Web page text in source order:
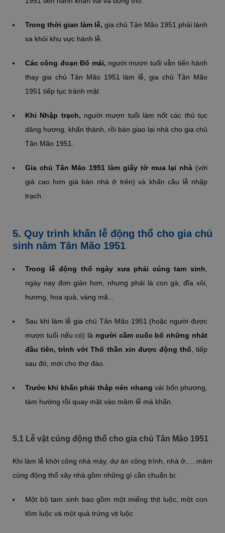
Trong thời gian làm lễ, gia chủ Tân Mão 1951 phải lánh
xa khỏi khu vực hành lễ.
Các công đoạn Đổ mái, người mượn tuổi vẫn tiến hành
thay gia chủ Tân Mão 1951 làm lễ, gia chủ Tân Mão
1951 tiếp tục tránh mặt
Khi Nhập trạch, người mượn tuổi làm nốt các thủ tục
dâng hương, khấn thành, rồi bàn giao lại nhà cho gia chủ
Tân Mão 1951.
Gia chủ Tân Mão 1951 làm giấy tờ mua lại nhà (với
giá cao hơn giá bán nhà ở trên) và khấn cầu lễ nhập
trạch.
5. Quy trình khấn lễ động thổ cho gia chủ
sinh năm Tân Mão 1951
Trong lễ động thổ ngày xưa phải cúng tam sinh
ngày nay đơn giản hơn, nhưng phải là con gà, đĩa xôi,
hương, hoa quả, vàng mã...
Sau khi làm lễ gia chủ Tân Mão 1951 (hoặc người được
mượn tuổi nếu có) là người cầm cuốc bổ những nhát
đầu tiên, trình với Thổ thần xin được động thổ , tiếp
sau đó, mới cho thợ đào.
Trước khi khấn phải thắp nén nhang vái bốn phương,
tám hướng rồi quay mặt vào mâm lễ mà khấn.
5.1 Lễ vật cúng động thổ cho gia chủ Tân Mão 1951
Khi làm lễ khởi công nhà máy, dự án công trình, nhà ở,….mâm
cúng động thổ xây nhà gồm những gì cần chuẩn bị:
Một bộ tam sinh bao gồm một miếng thịt luộc, một con
tôm luộc và một quả trứng vịt luộc